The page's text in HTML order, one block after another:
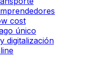
cost
único
digitalización